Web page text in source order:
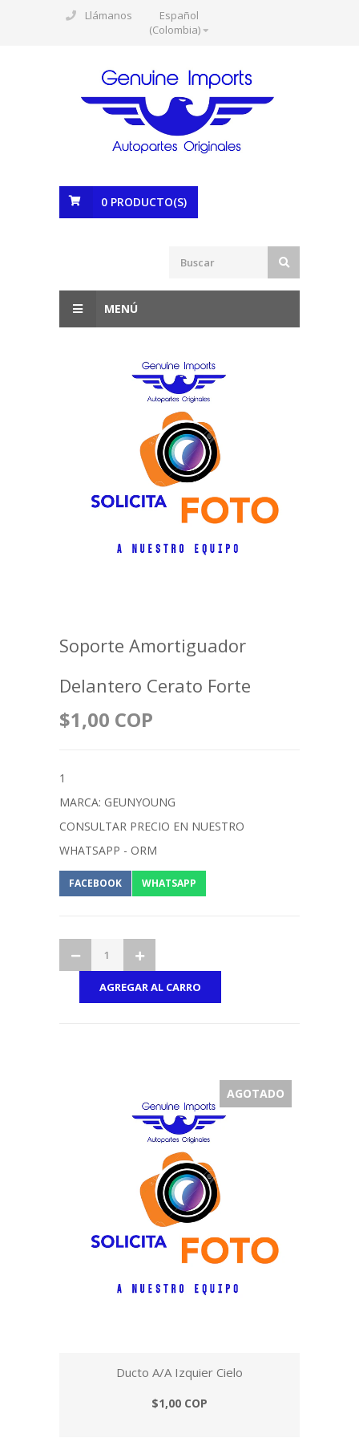
Llámanos
Español
(Colombia)
0 PRODUCTO(S)
MENÚ
Soporte Amortiguador
Delantero Cerato Forte
$1,00 COP
1
MARCA: GEUNYOUNG
CONSULTAR PRECIO EN NUESTRO
WHATSAPP - ORM
FACEBOOK WHATSAPP
AGOTADO
Ducto A/A Izquier Cielo
$1,00 COP